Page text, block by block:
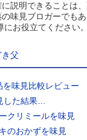
説明できることは
味見ブロガーでも
にお役立てください
父
味見比較レビュー
した結果…
クリミールを味見
のおかずを味見